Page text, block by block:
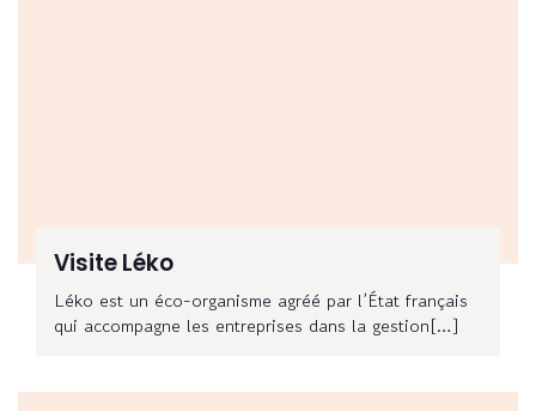
Visite Léko
Léko est un éco-organisme agréé par l’État français
qui accompagne les entreprises dans la gestion[…]